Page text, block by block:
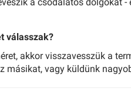
válasszak?
akkor visszavesszük a
másikat, vagy küldünk